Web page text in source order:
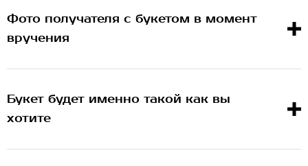
Фото получателя с букетом в момент
вручения
Букет будет именно такой как вы
хотите